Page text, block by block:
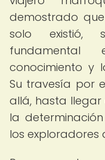
demostrado
solo existió,
conocimiento y
Su travesía por
allá, hasta llegar
la
los exploradores